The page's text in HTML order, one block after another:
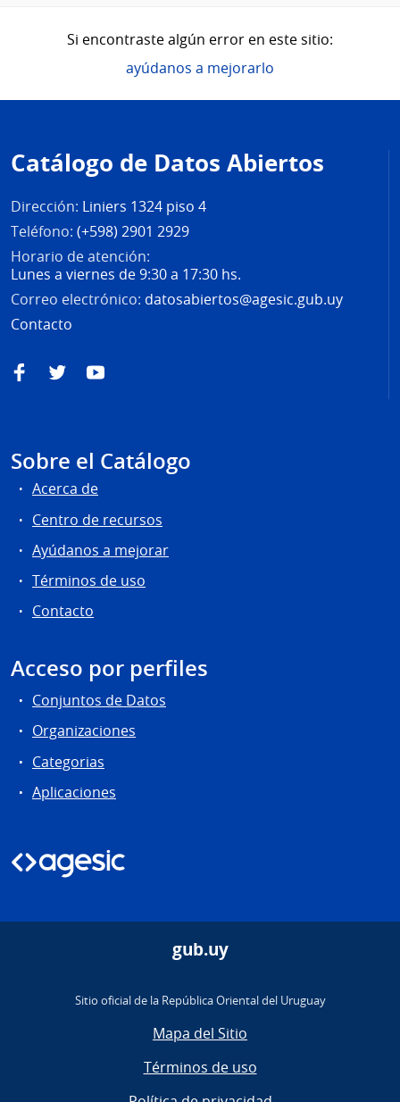
Si encontraste algún error en este sitio:
ayúdanos a mejorarlo
de
página
Catálogo de Datos Abiertos
Dirección: Liniers 1324 piso 4
Teléfono: (+598) 2901 2929
Horario de atención:
Lunes a viernes de 9:30 a 17:30 hs.
Correo electrónico: datosabiertos@agesic.gub.uy
Contacto
FacebookTwitterYouTube
Sobre el Catálogo
Acerca de
Centro de recursos
Ayúdanos a mejorar
Términos de uso
Contacto
Acceso por perfiles
Conjuntos de Datos
Organizaciones
Categorias
Aplicaciones
gub.uy
Sitio oficial de la República Oriental del Uruguay
Mapa del Sitio
Términos de uso